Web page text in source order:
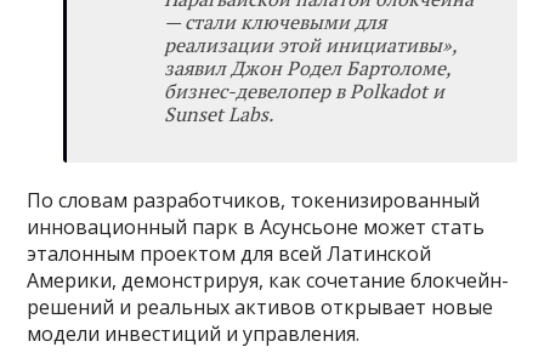
— стали ключевыми для
реализации этой инициативы»,
заявил Джон Родел Бартоломе,
бизнес-девелопер в Polkadot и
Sunset Labs.
По словам разработчиков, токенизированный
инновационный парк в Асунсьоне может стать
эталонным проектом для всей Латинской
Америки, демонстрируя, как сочетание блокчейн-
решений и реальных активов открывает новые
модели инвестиций и управления.